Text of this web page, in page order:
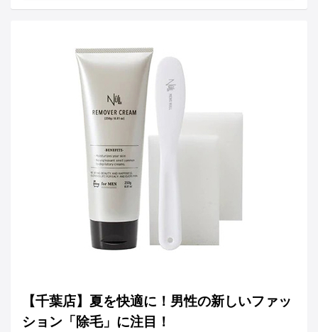
【千葉店】夏を快適に！男性の新しいファッ
ション「除毛」に注目！